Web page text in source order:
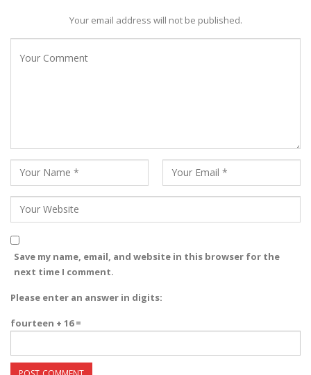
Your email address will not be published.
Save my name, email, and website in this browser for the
next time I comment.
Please enter an answer in digits:
fourteen + 16 =